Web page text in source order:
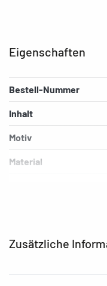
Zusätzliche
Eigenschaften
Bestell-Nummer
Inhalt
Motiv
Material